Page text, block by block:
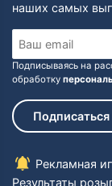
наших самых
Подписываясь на
обработку
Подписаться
Рекламная
Результаты